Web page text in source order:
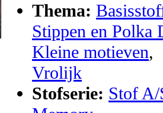
Thema:
Stippen en Polka
Kleine motieven,
Vrolijk
Stofserie: Stof